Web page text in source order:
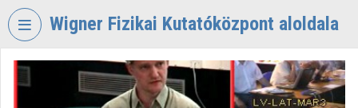
Skip header
Wigner Fizikai Kutatóközpont aloldala
VIDEOTORIUM